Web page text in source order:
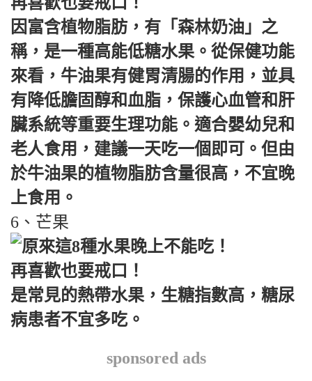
因富含植物脂肪，有「森林奶油」之
稱，是一種高能低糖水果。從保健功能
來看，牛油果有健胃清腸的作用，並具
有降低膽固醇和血脂，保護心血管和肝
臟系統等重要生理功能。適合嬰幼兒和
老人食用，建議一天吃一個即可。但由
於牛油果的植物脂肪含量很高，不宜晚
上食用。
6、芒果
是常見的熱帶水果，生糖指數高，糖尿
病患者不宜多吃。
sponsored ads